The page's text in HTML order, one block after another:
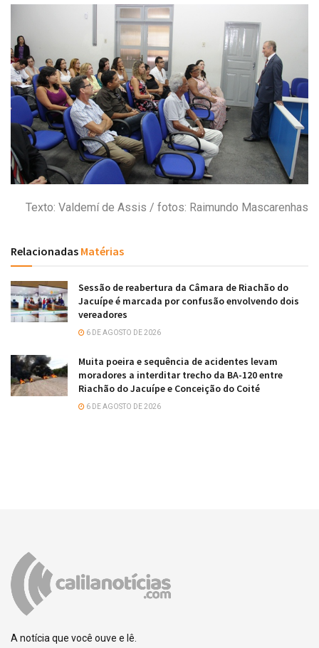
Texto: Valdemí de Assis / fotos: Raimundo Mascarenhas
Relacionadas Matérias
Sessão de reabertura da Câmara de Riachão do
Jacuípe é marcada por confusão envolvendo dois
vereadores
6 DE AGOSTO DE 2026
Muita poeira e sequência de acidentes levam
moradores a interditar trecho da BA-120 entre
Riachão do Jacuípe e Conceição do Coité
6 DE AGOSTO DE 2026
A notícia que você ouve e lê.